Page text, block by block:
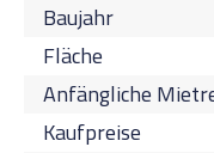
Baujahr
Fläche
Anfängliche
Kaufpreise